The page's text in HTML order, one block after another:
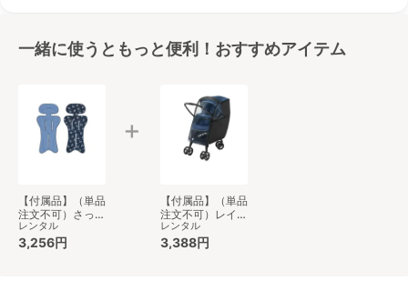
一緒に使うともっと便利！おすすめアイテム
【付属品】（単品
注文不可）さっと
洗えるサラッとマ
ット ベビーカー
レンタル
3,256円
【付属品】（単品
注文不可）レイン
カバー タイプ1 ベ
ビーカー小物 ア
レンタル
3,388円